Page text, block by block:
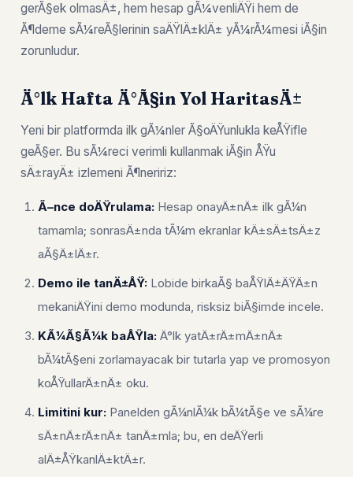
gerÃ§ek olmasÄ±, hem hesap gÃ¼venliÄŸi hem de
Ã¶deme sÃ¼reÃ§lerinin saÄŸlÄ±klÄ± yÃ¼rÃ¼mesi iÃ§in
zorunludur.
Ä°lk Hafta Ä°Ã§in Yol HaritasÄ±
Yeni bir platformda ilk gÃ¼nler Ã§oÄŸunlukla keÅŸifle
geÃ§er. Bu sÃ¼reci verimli kullanmak iÃ§in ÅŸu
sÄ±rayÄ± izlemeni Ã¶neririz:
Ã–nce doÄŸrulama: Hesap onayÄ±nÄ± ilk gÃ¼n
tamamla; sonrasÄ±nda tÃ¼m ekranlar kÄ±sÄ±tsÄ±z
aÃ§Ä±lÄ±r.
Demo ile tanÄ±ÅŸ: Lobide birkaÃ§ baÅŸlÄ±ÄŸÄ±n
mekaniÄŸini demo modunda, risksiz biÃ§imde incele.
KÃ¼Ã§Ã¼k baÅŸla: Ä°lk yatÄ±rÄ±mÄ±nÄ±
bÃ¼tÃ§eni zorlamayacak bir tutarla yap ve promosyon
koÅŸullarÄ±nÄ± oku.
Limitini kur: Panelden gÃ¼nlÃ¼k bÃ¼tÃ§e ve sÃ¼re
sÄ±nÄ±rÄ±nÄ± tanÄ±mla; bu, en deÄŸerli
alÄ±ÅŸkanlÄ±ktÄ±r.